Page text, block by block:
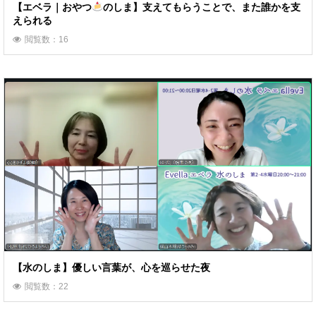
【エベラ｜おやつ
のしま】支えてもらうことで、また誰かを支
えられる
閲覧数：16
【水のしま】優しい言葉が、心を巡らせた夜
閲覧数：22